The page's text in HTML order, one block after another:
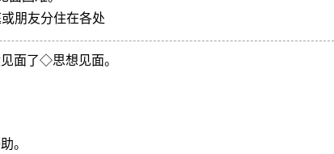
朋友分住在各处
面了◇思想见面。
。